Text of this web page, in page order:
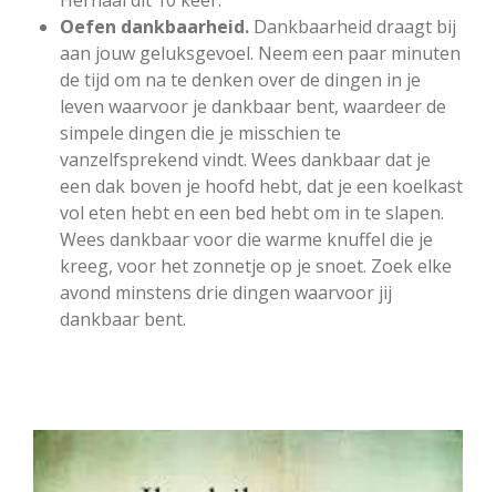
Oefen dankbaarheid. Dankbaarheid draagt bij
aan jouw geluksgevoel. Neem een paar minuten
de tijd om na te denken over de dingen in je
leven waarvoor je dankbaar bent, waardeer de
simpele dingen die je misschien te
vanzelfsprekend vindt. Wees dankbaar dat je
een dak boven je hoofd hebt, dat je een koelkast
vol eten hebt en een bed hebt om in te slapen.
Wees dankbaar voor die warme knuffel die je
kreeg, voor het zonnetje op je snoet. Zoek elke
avond minstens drie dingen waarvoor jij
dankbaar bent.